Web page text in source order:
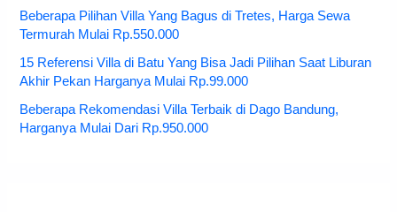
Beberapa Pilihan Villa Yang Bagus di Tretes, Harga Sewa
Termurah Mulai Rp.550.000
15 Referensi Villa di Batu Yang Bisa Jadi Pilihan Saat Liburan
Akhir Pekan Harganya Mulai Rp.99.000
Beberapa Rekomendasi Villa Terbaik di Dago Bandung,
Harganya Mulai Dari Rp.950.000